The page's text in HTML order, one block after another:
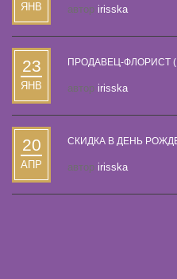
ЯНВ автор irisska
23
ЯНВ
ПРОДАВЕЦ-ФЛОРИСТ
автор irisska
20
АПР
СКИДКА В ДЕНЬ
автор irisska